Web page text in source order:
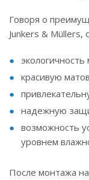
Говоря о
Junkers & Müllers,
экологичность
красивую
надежную
возможность
уровнем
После монтажа